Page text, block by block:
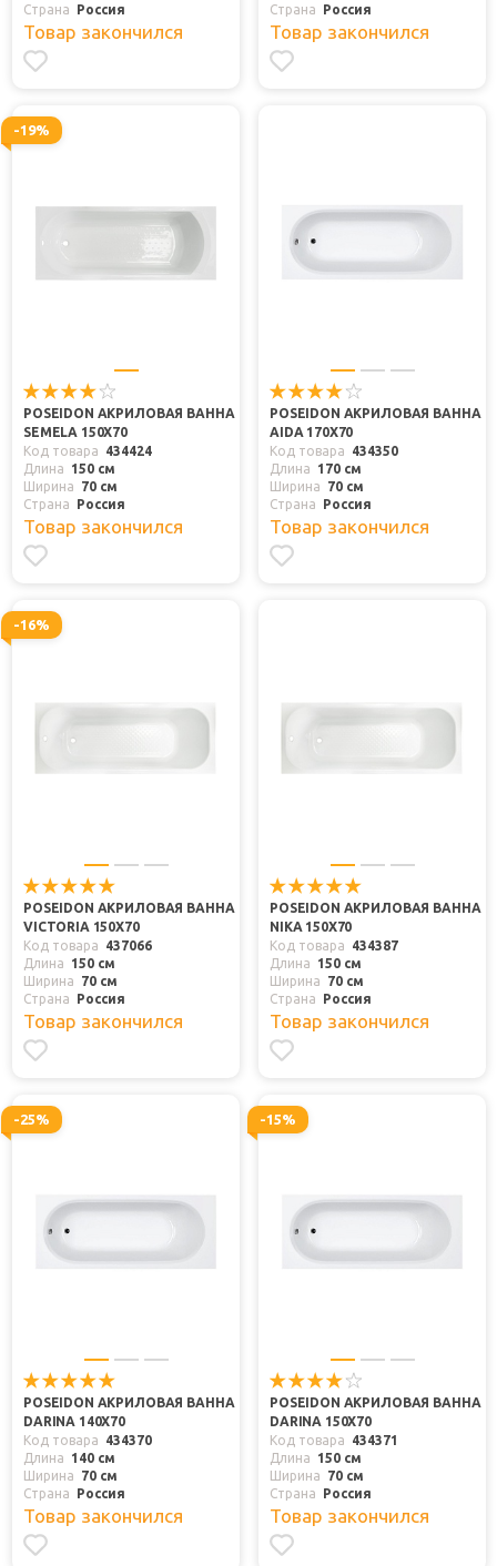
Страна
Россия
Товар закончился
Страна
Россия
Товар закончился
-19%
POSEIDON АКРИЛОВАЯ ВАННА
SEMELA 150X70
Код товара
434424
Длина
150 см
Ширина
70 см
Страна
Россия
Товар закончился
POSEIDON АКРИЛОВАЯ ВАННА
AIDA 170X70
Код товара
434350
Длина
170 см
Ширина
70 см
Страна
Россия
Товар закончился
-16%
POSEIDON АКРИЛОВАЯ ВАННА
VICTORIA 150X70
Код товара
437066
Длина
150 см
Ширина
70 см
Страна
Россия
Товар закончился
POSEIDON АКРИЛОВАЯ ВАННА
NIKA 150X70
Код товара
434387
Длина
150 см
Ширина
70 см
Страна
Россия
Товар закончился
-25%
POSEIDON АКРИЛОВАЯ ВАННА
DARINA 140X70
Код товара
434370
Длина
140 см
Ширина
70 см
Страна
Россия
Товар закончился
-15%
POSEIDON АКРИЛОВАЯ ВАННА
DARINA 150X70
Код товара
434371
Длина
150 см
Ширина
70 см
Страна
Россия
Товар закончился